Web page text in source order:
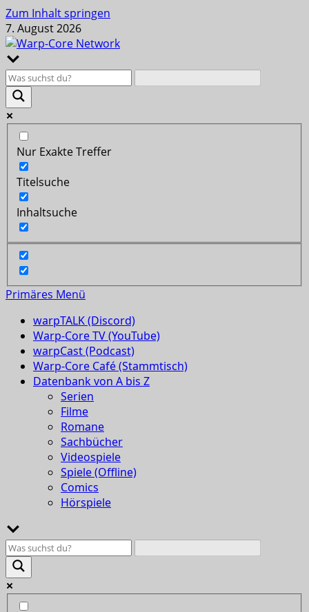
Zum Inhalt springen
7. August 2026
Nur Exakte Treffer
Titelsuche
Inhaltsuche
Primäres Menü
warpTALK (Discord)
Warp-Core TV (YouTube)
warpCast (Podcast)
Warp-Core Café (Stammtisch)
Datenbank von A bis Z
Serien
Filme
Romane
Sachbücher
Videospiele
Spiele (Offline)
Comics
Hörspiele